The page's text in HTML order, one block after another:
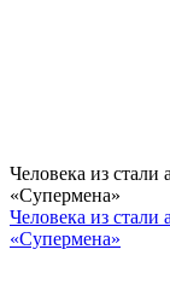
Человека из
«Супермена»
Человека из
«Супермена»